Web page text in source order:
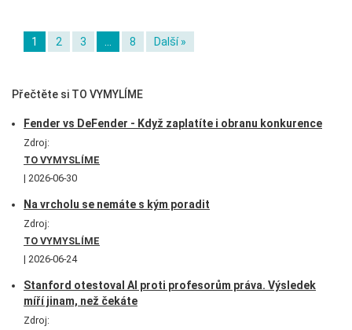
1 2 3 8 Další »
Přečtěte si TO VYMYLÍME
Fender vs DeFender - Když zaplatíte i obranu konkurence
Zdroj:
TO VYMYSLÍME
2026-06-30
Na vrcholu se nemáte s kým poradit
Zdroj:
TO VYMYSLÍME
2026-06-24
Stanford otestoval AI proti profesorům práva. Výsledek
míří jinam, než čekáte
Zdroj: